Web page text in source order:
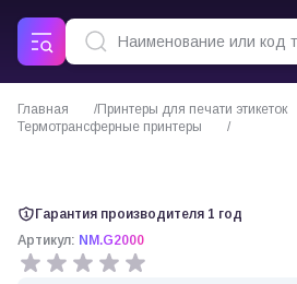
Главная
Принтеры для печати этикеток
Термотрансферные принтеры
Гарантия производителя 1 год
Артикул: NM.G2000